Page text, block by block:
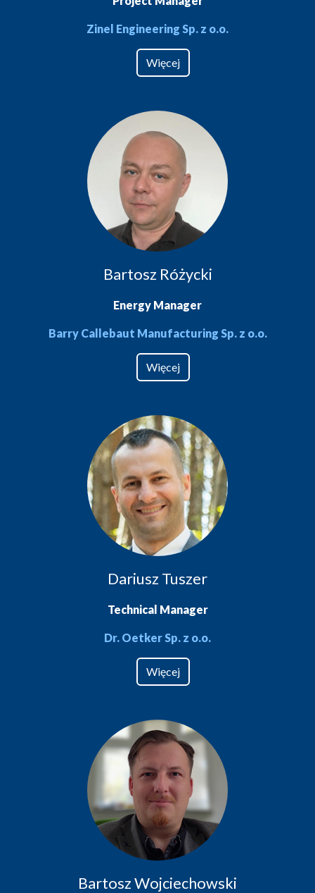
Zinel Engineering Sp. z o.o.
Więcej
Bartosz Różycki
Energy Manager
Barry Callebaut Manufacturing Sp. z o.o.
Więcej
Dariusz Tuszer
Technical Manager
Dr. Oetker Sp. z o.o.
Więcej
Bartosz Wojciechowski